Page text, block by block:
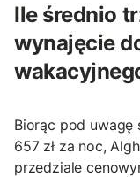
Ile średnio
wynajęcie
Biorąc pod uwagę
657 zł za noc,
przedziale